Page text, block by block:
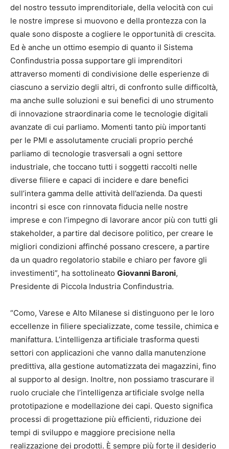
del nostro tessuto imprenditoriale, della velocità con cui
le nostre imprese si muovono e della prontezza con la
quale sono disposte a cogliere le opportunità di crescita.
Ed è anche un ottimo esempio di quanto il Sistema
Confindustria possa supportare gli imprenditori
attraverso momenti di condivisione delle esperienze di
ciascuno a servizio degli altri, di confronto sulle difficoltà,
ma anche sulle soluzioni e sui benefici di uno strumento
di innovazione straordinaria come le tecnologie digitali
avanzate di cui parliamo. Momenti tanto più importanti
per le PMI e assolutamente cruciali proprio perché
parliamo di tecnologie trasversali a ogni settore
industriale, che toccano tutti i soggetti raccolti nelle
diverse filiere e capaci di incidere e dare benefici
sull’intera gamma delle attività dell’azienda. Da questi
incontri si esce con rinnovata fiducia nelle nostre
imprese e con l’impegno di lavorare ancor più con tutti gli
stakeholder, a partire dal decisore politico, per creare le
migliori condizioni affinché possano crescere, a partire
da un quadro regolatorio stabile e chiaro per favore gli
investimenti”, ha sottolineato Giovanni Baroni,
Presidente di Piccola Industria Confindustria.
“Como, Varese e Alto Milanese si distinguono per le loro
eccellenze in filiere specializzate, come tessile, chimica e
manifattura. L’intelligenza artificiale trasforma questi
settori con applicazioni che vanno dalla manutenzione
predittiva, alla gestione automatizzata dei magazzini, fino
al supporto al design. Inoltre, non possiamo trascurare il
ruolo cruciale che l’intelligenza artificiale svolge nella
prototipazione e modellazione dei capi. Questo significa
processi di progettazione più efficienti, riduzione dei
tempi di sviluppo e maggiore precisione nella
realizzazione dei prodotti. È sempre più forte il desiderio